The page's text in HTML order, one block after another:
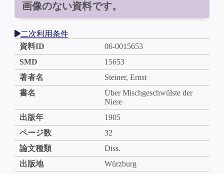
画像のない資料です。
二次利用条件
資料ID
06-0015653
SMD
15653
著者名
Steiner, Ernst
書名
Über Mischgeschwülste der
Niere
出版年
1905
ページ数
32
論文種類
Diss.
出版地
Würzburg